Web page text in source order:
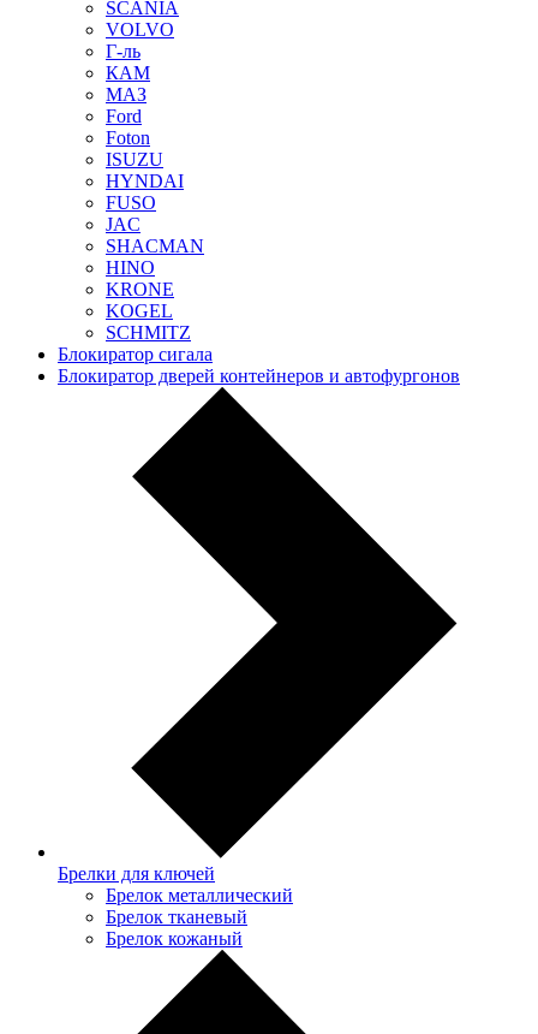
SCANIA
VOLVO
Г-ль
КАМ
МАЗ
Ford
Foton
ISUZU
HYNDAI
FUSO
JAC
SHACMAN
HINO
KRONE
KOGEL
SCHMITZ
Блокиратор сигала
Блокиратор дверей контейнеров и автофургонов
Брелки для ключей
Брелок металлический
Брелок тканевый
Брелок кожаный